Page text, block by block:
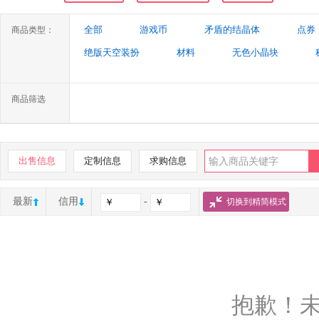
商品类型： 全部 游戏币 矛盾的结晶体 点券
绝版天空装扮 材料 无色小晶块
商品筛选
出售信息 定制信息 求购信息
最新 信用 - 切换到精简模式
抱歉！